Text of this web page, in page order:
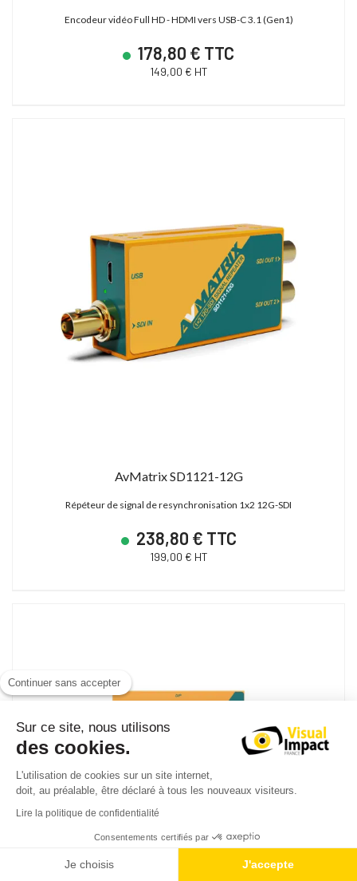
Encodeur vidéo Full HD - HDMI vers USB-C 3.1 (Gen1)
178,80 € TTC
149,00 € HT
AvMatrix SD1121-12G
Répéteur de signal de resynchronisation 1x2 12G-SDI
238,80 € TTC
199,00 € HT
Continuer sans accepter
Sur ce site, nous utilisons
des cookies.
L'utilisation de cookies sur un site internet,
doit, au préalable, être déclaré à tous les nouveaux visiteurs.
Lire la politique de confidentialité
Consentements certifiés par
Je choisis J'accepte